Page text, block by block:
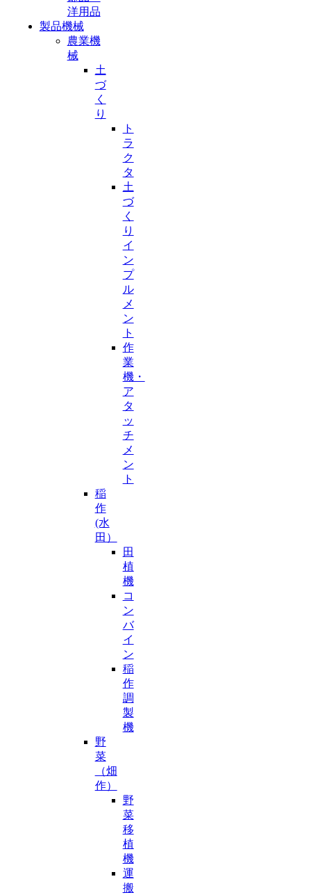
洋用品
製品機械
農業機
械
土
づ
く
り
ト
ラ
ク
タ
土
づ
く
り
イ
ン
プ
ル
メ
ン
ト
作
業
機・
ア
タ
ッ
チ
メ
ン
ト
稲
作
(水
田）
田
植
機
コ
ン
バ
イ
ン
稲
作
調
製
機
野
菜
（畑
作）
野
菜
移
植
機
運
搬